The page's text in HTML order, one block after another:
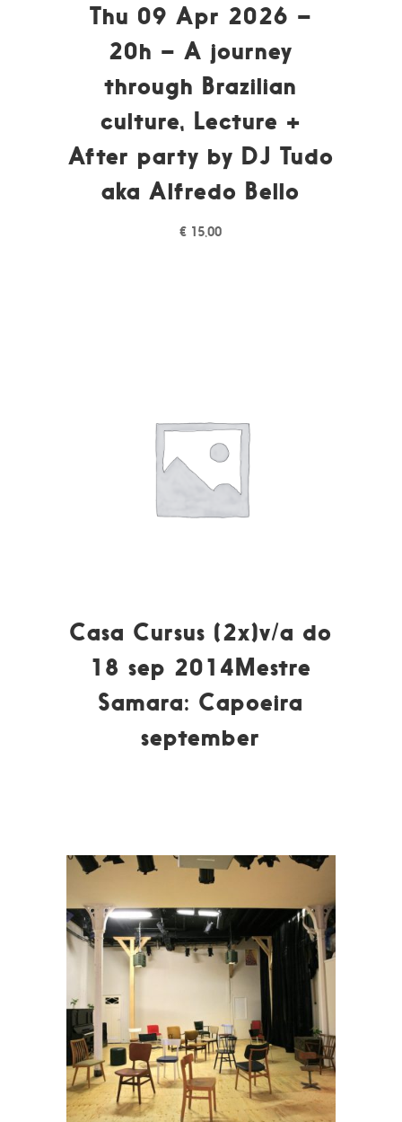
Thu 09 Apr 2026 –
20h – A journey
through Brazilian
culture, Lecture +
After party by DJ Tudo
aka Alfredo Bello
€ 15,00
Casa Cursus (2x)v/a do
18 sep 2014Mestre
Samara: Capoeira
september